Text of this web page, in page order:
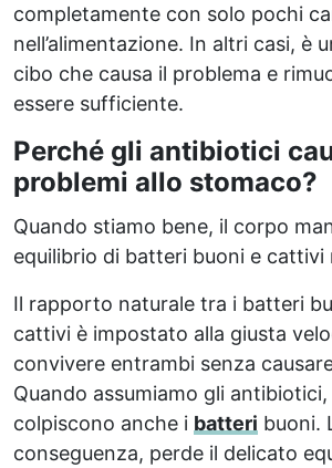
completamente con solo pochi
nell’alimentazione. In altri casi, è
cibo che causa il problema e
essere sufficiente.
Perché gli antibiotici
problemi allo stomaco?
Quando stiamo bene, il corpo
equilibrio di batteri buoni e cattivi
Il rapporto naturale tra i batteri
cattivi è impostato alla giusta
convivere entrambi senza
Quando assumiamo gli
colpiscono anche i batteri buoni.
conseguenza, perde il delicato